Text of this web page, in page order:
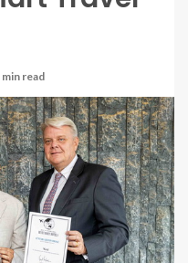
min read